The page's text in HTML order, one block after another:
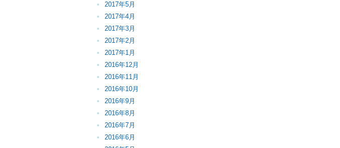
2017年5月
2017年4月
2017年3月
2017年2月
2017年1月
2016年12月
2016年11月
2016年10月
2016年9月
2016年8月
2016年7月
2016年6月